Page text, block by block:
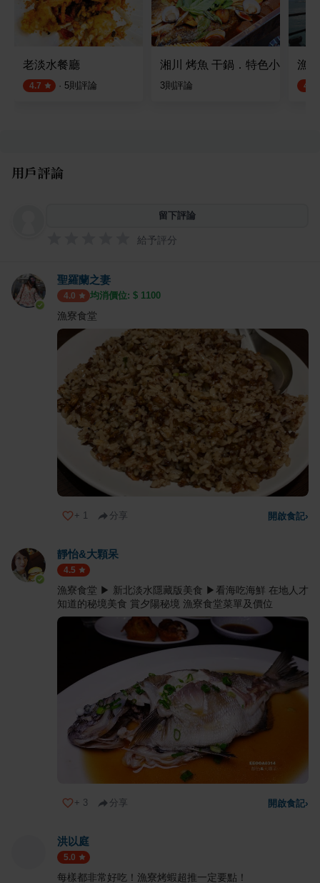
老淡水餐廳
4.7 · 5則評論
湘川 烤魚 干鍋．特色小炒
3則評論
漁
4.5
用戶評論
留下評論
給予評分
聖羅蘭之妻
4.0 均消價位: $ 1100
漁寮食堂
+ 1 分享 開啟食記›
靜怡&大顆呆
4.5
漁寮食堂 ▶ 新北淡水隱藏版美食 ▶看海吃海鮮 在地人才
知道的秘境美食 賞夕陽秘境 漁寮食堂菜單及價位
+ 3 分享 開啟食記›
洪以庭
5.0
每樣都非常好吃！漁寮烤蝦超推一定要點！